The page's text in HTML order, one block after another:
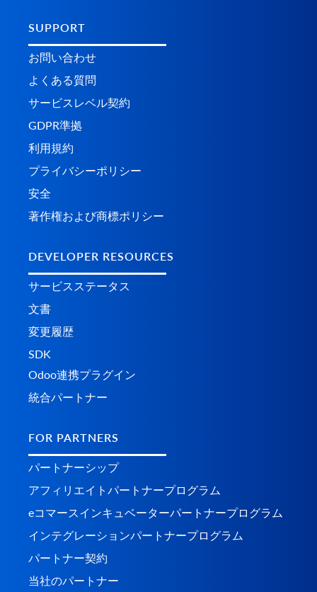
SUPPORT
お問い合わせ
よくある質問
サービスレベル契約
GDPR準拠
利用規約
プライバシーポリシー
安全
著作権および商標ポリシー
DEVELOPER RESOURCES
サービスステータス
文書
変更履歴
SDK
Odoo連携プラグイン
統合パートナー
FOR PARTNERS
パートナーシップ
アフィリエイトパートナープログラム
eコマースインキュベーターパートナープログラム
インテグレーションパートナープログラム
パートナー契約
当社のパートナー